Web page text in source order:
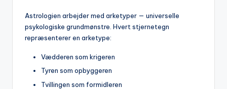
Astrologien arbejder med arketyper — universelle
psykologiske grundmønstre. Hvert stjernetegn
repræsenterer en arketype:
Vædderen som krigeren
Tyren som opbyggeren
Tvillingen som formidleren